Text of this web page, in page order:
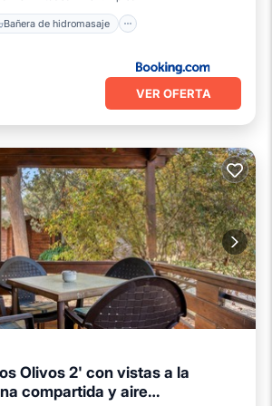
Bañera de hidromasaje
VER OFERTA
Olivos 2' con vistas a la
compartida y aire
Balcón/Terraza
Cocina